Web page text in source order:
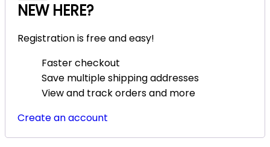
NEW HERE?
Registration is free and easy!
Faster checkout
Save multiple shipping addresses
View and track orders and more
Create an account